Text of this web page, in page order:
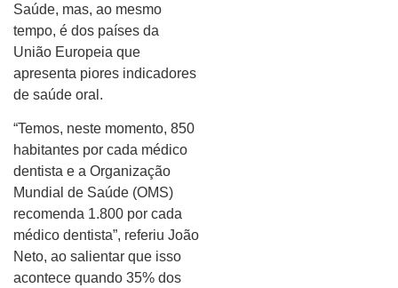
Saúde, mas, ao mesmo
tempo, é dos países da
União Europeia que
apresenta piores indicadores
de saúde oral.
“Temos, neste momento, 850
habitantes por cada médico
dentista e a Organização
Mundial de Saúde (OMS)
recomenda 1.800 por cada
médico dentista”, referiu João
Neto, ao salientar que isso
acontece quando 35% dos